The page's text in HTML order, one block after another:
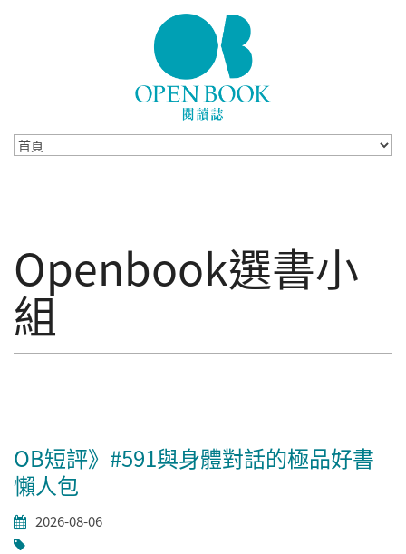
Openbook選書小
組
OB短評》#591與身體對話的極品好書
懶人包
2026-08-06